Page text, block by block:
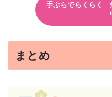
手ぶらでらくらく
まとめ